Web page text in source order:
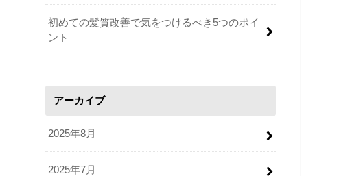
初めての髪質改善で気をつけるべき5つのポイ
ント
アーカイブ
2025年8月
2025年7月